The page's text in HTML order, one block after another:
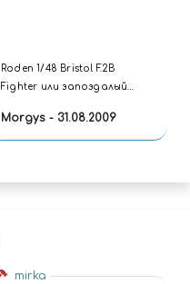
Roden 1/48 Bristol F.2B
Fighter или запоздалый
Morgys - 31.08.2009
mirka